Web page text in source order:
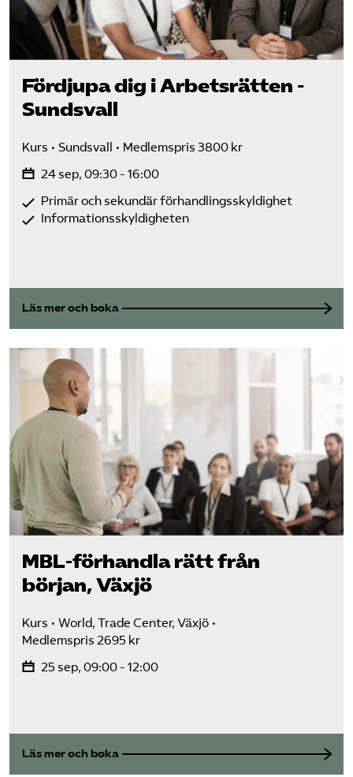
Fördjupa dig i Arbetsrätten -
Sundsvall
Kurs Sundsvall
Medlemspris 3800 kr
24 sep, 09:30 - 16:00
Primär och sekundär förhandlingsskyldighet
Informationsskyldigheten
Läs mer och boka
MBL-förhandla rätt från
början, Växjö
Kurs
World, Trade Center, Växjö
Medlemspris 2695 kr
25 sep, 09:00 - 12:00
Läs mer och boka